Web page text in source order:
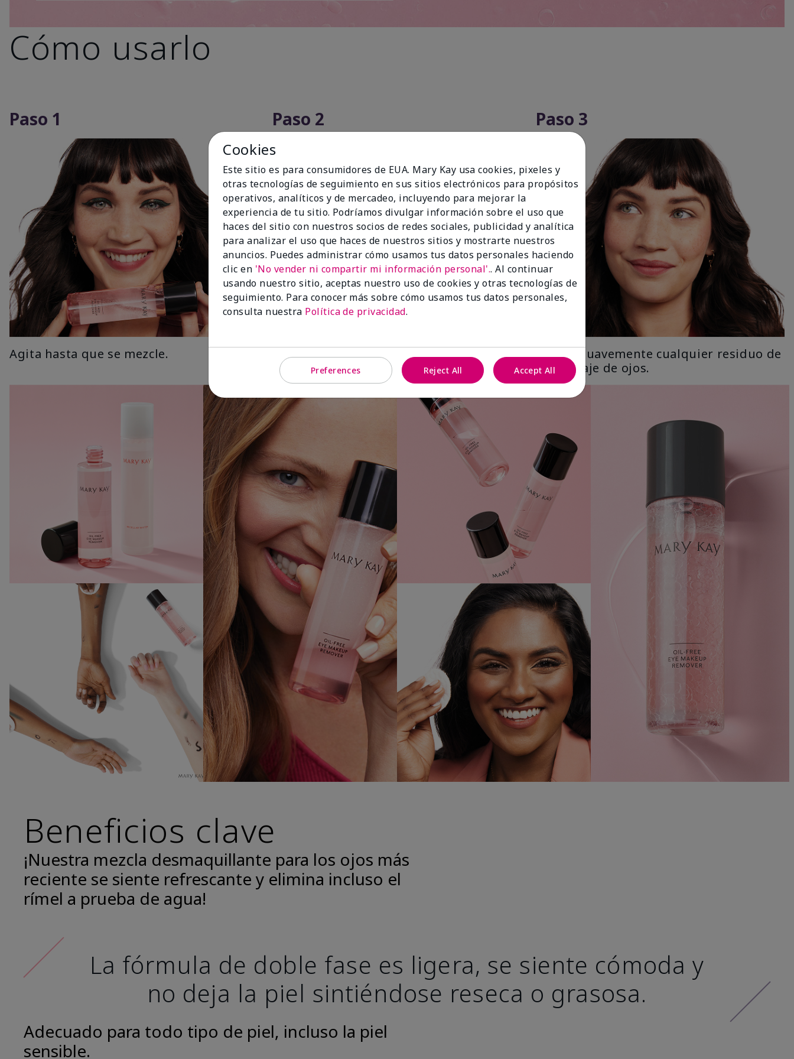
Cómo usarlo
Paso 1
Agita hasta que se mezcle.
Paso 2
Aplica una pequeña cantidad a una
bolita o almohadilla de algodón.
Paso 3
Limpia suavemente cualquier residuo de
maquillaje de ojos.
Beneficios clave
¡Nuestra mezcla desmaquillante para los ojos más
reciente se siente refrescante y elimina incluso el
rímel a prueba de agua!
La fórmula de doble fase es ligera, se siente cómoda y
no deja la piel sintiéndose reseca o grasosa.
Adecuado para todo tipo de piel, incluso la piel
sensible.
Cookies
Este sitio es para consumidores de EUA. Mary Kay usa cookies, pixeles y
otras tecnologías de seguimiento en sus sitios electrónicos para propósitos
operativos, analíticos y de mercadeo, incluyendo para mejorar la
experiencia de tu sitio. Podríamos divulgar información sobre el uso que
haces del sitio con nuestros socios de redes sociales, publicidad y analítica
para analizar el uso que haces de nuestros sitios y mostrarte nuestros
anuncios. Puedes administrar cómo usamos tus datos personales haciendo
clic en 'No vender ni compartir mi información personal'.. Al continuar
usando nuestro sitio, aceptas nuestro uso de cookies y otras tecnologías de
seguimiento. Para conocer más sobre cómo usamos tus datos personales,
consulta nuestra Política de privacidad.
Preferences Reject All Accept All